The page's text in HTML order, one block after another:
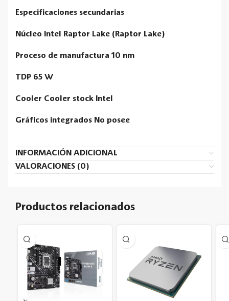
Especificaciones secundarias
Núcleo Intel Raptor Lake (Raptor Lake)
Proceso de manufactura 10 nm
TDP 65 W
Cooler Cooler stock Intel
Gráficos integrados No posee
INFORMACIÓN ADICIONAL
VALORACIONES (0)
Productos relacionados